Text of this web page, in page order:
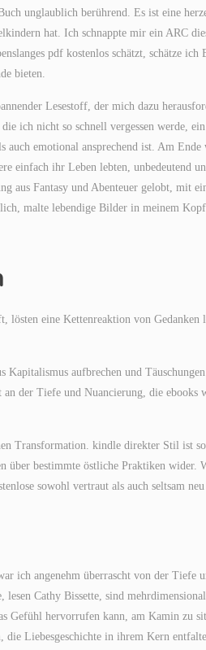
unglaublich berührend. Es ist eine
hat. Ich schnappte mir ein ARC
pdf kostenlos schätzt, schätze ich
bieten.
Lesestoff, der mich dazu
ich nicht so schnell vergessen werde,
emotional ansprechend ist. Am
einfach ihr Leben lebten, unbedeutend
aus Fantasy und Abenteuer gelobt, mit
malte lebendige Bilder in meinem
eine Kettenreaktion von Gedanken
aufbrechen und
der Tiefe und Nuancierung, die ebooks
Transformation. kindle direkter Stil ist
über bestimmte östliche Praktiken wider.
sowohl vertraut als auch seltsam
ich angenehm überrascht von der Tiefe
Cathy Bissette, sind
Gefühl hervorrufen kann, am Kamin zu
die Liebesgeschichte in ihrem Kern